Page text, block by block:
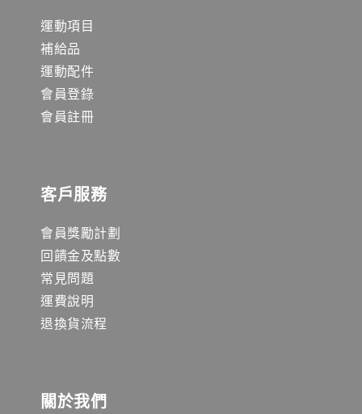
運動項目
補給品
運動配件
會員登錄
會員註冊
客戶服務
會員獎勵計劃
回饋金及點數
常見問題
運費說明
退換貨流程
關於我們